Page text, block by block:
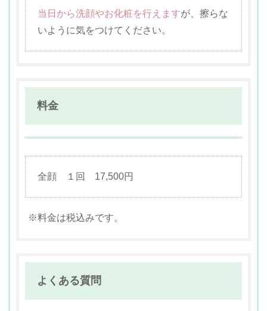
当日から洗顔やお化粧を行えますが、擦らな
いように気をつけてください。
料金
全顔 １回 17,500円
※料金は税込みです。
よくある質問